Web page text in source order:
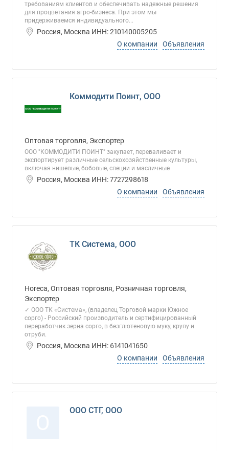
требованиям клиентов и обеспечивать надежные решения
для процветания агро-бизнеса. При этом мы
придерживаемся индивидуального...
Россия, Москва ИНН: 210140005205
О компании
Объявления
Коммодити Поинт, ООО
Оптовая торговля, Экспортер
ООО "КОММОДИТИ ПОИНТ" закупает, переваливает и
экспортирует различные сельскохозяйственные культуры,
включая нишевые, бобовые, специи и масличные
Россия, Москва ИНН: 7727298618
О компании
Объявления
ТК Система, ООО
Horeca, Оптовая торговля, Розничная торговля,
Экспортер
✓ ООО ТК «Система», (владелец Торговой марки Южное
сорго) - Российский производитель и сертифицированный
переработчик зерна сорго, в безглютеновую муку, крупу и
отруби.
Россия, Москва ИНН: 6141041650
О компании
Объявления
ООО СТГ, ООО